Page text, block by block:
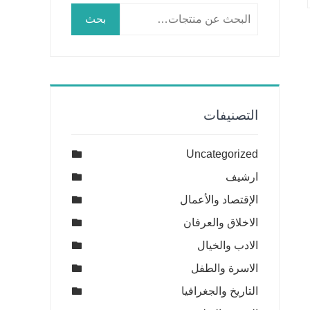
بحث
التصنيفات
Uncategorized
ارشيف
الإقتصاد والأعمال
الاخلاق والعرفان
الادب والخيال
الاسرة والطفل
التاريخ والجغرافيا